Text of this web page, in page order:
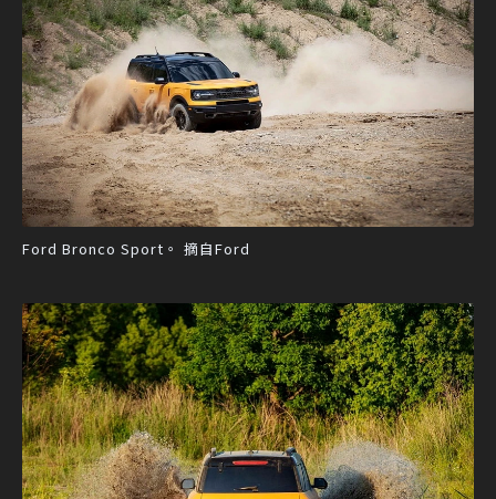
Ford Bronco Sport。 摘自Ford